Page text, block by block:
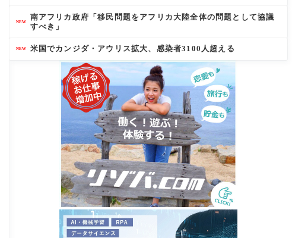
NEW
南アフリカ政府「移民問題をアフリカ大陸全体の問題として協議
すべき」
NEW 米国でカンジダ・アウリス拡大、感染者3100人超える